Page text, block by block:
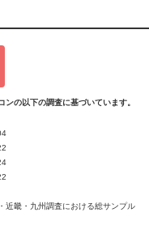
の以下の調査に基づいています。
近畿・九州調査における総サンプル